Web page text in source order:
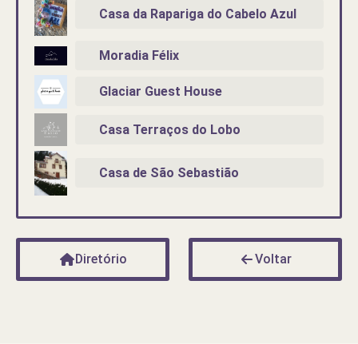
Casa da Rapariga do Cabelo Azul
Moradia Félix
Glaciar Guest House
Casa Terraços do Lobo
Casa de São Sebastião
Diretório Voltar